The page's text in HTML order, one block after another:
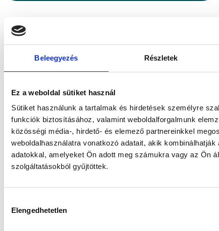
Beleegyezés Részletek
Ez a weboldal sütiket használ
Sütiket használunk a tartalmak és hirdetések személyre
funkciók biztosításához, valamint weboldalforgalmunk
közösségi média-, hirdető- és elemező partnereinkkel
weboldalhasználatra vonatkozó adatait, akik
adatokkal, amelyeket Ön adott meg számukra vagy az Ön
szolgáltatásokból gyűjtöttek.
kiválasztása
Elengedhetetlen
További alapjaink
Gránit Kolosszus Ingatlan Alapok
Alapja
Gránit WM-3 Abszolút Hozamú